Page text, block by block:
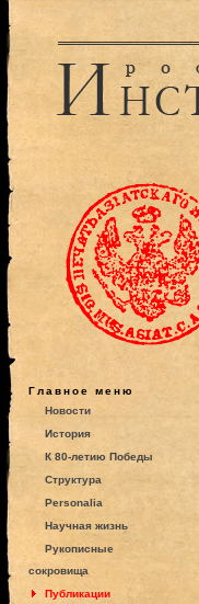
Главное меню
Новости
История
К 80-летию Победы
Структура
Personalia
Научная жизнь
Рукописные
сокровища
Публикации